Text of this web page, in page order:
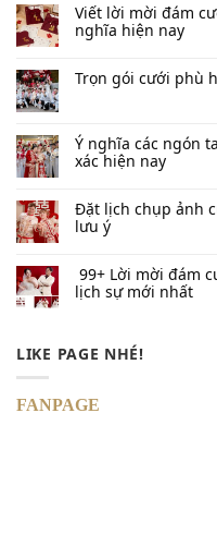
Viết lời mời đám
nghĩa hiện nay
Trọn gói cưới phù
Ý nghĩa các ngón
xác hiện nay
Đặt lịch chụp ảnh
lưu ý
99+ Lời mời đám
lịch sự mới nhất
LIKE PAGE NHÉ!
FANPAGE